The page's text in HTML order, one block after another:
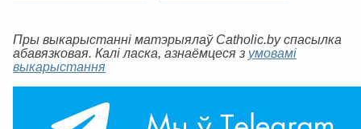
Пры выкарыстанні матэрыялаў Catholic.by спасылка
абавязковая. Калі ласка, азнаёмцеся з умовамі
выкарыстання